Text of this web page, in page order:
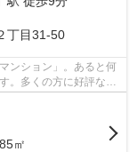
丁目31-50
ンション」。あると何
。多くの方に好評な、
㎡